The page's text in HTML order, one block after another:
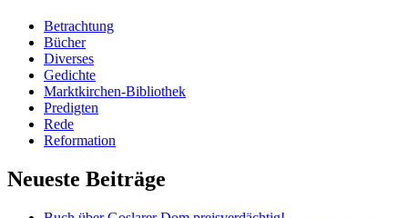
Betrachtung
Bücher
Diverses
Gedichte
Marktkirchen-Bibliothek
Predigten
Rede
Reformation
Neueste Beiträge